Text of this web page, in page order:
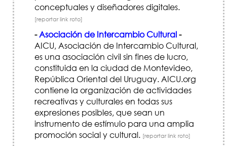
conceptuales y diseñadores digitales.
[reportar link roto]
-Asociación de Intercambio Cultural-
AICU, Asociación de Intercambio Cultural,
es una asociación civil sin fines de lucro,
constituida en la ciudad de Montevideo,
República Oriental del Uruguay. AICU.org
contiene la organización de actividades
recreativas y culturales en todas sus
expresiones posibles, que sean un
instrumento de estímulo para una amplia
promoción social y cultural. [reportar link roto]